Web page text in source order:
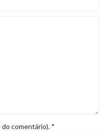
do comentário). *